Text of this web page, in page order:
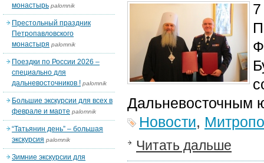
Дальневосточным
Новости,
Читать дальше
монастырь palomnik
Престольный праздник
Петропавловского
монастыря palomnik
Поездки по России 2026 –
специально для
дальневосточников ! palomnik
Большие экскурсии для всех в
феврале и марте palomnik
“Татьянин день” – большая
экскурсия palomnik
Зимние экскурсии для